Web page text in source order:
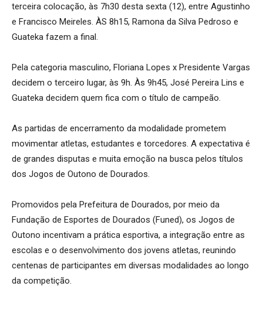
terceira colocação, às 7h30 desta sexta (12), entre Agustinho
e Francisco Meireles. ÀS 8h15, Ramona da Silva Pedroso e
Guateka fazem a final.
Pela categoria masculino, Floriana Lopes x Presidente Vargas
decidem o terceiro lugar, às 9h. Às 9h45, José Pereira Lins e
Guateka decidem quem fica com o título de campeão.
As partidas de encerramento da modalidade prometem
movimentar atletas, estudantes e torcedores. A expectativa é
de grandes disputas e muita emoção na busca pelos títulos
dos Jogos de Outono de Dourados.
Promovidos pela Prefeitura de Dourados, por meio da
Fundação de Esportes de Dourados (Funed), os Jogos de
Outono incentivam a prática esportiva, a integração entre as
escolas e o desenvolvimento dos jovens atletas, reunindo
centenas de participantes em diversas modalidades ao longo
da competição.